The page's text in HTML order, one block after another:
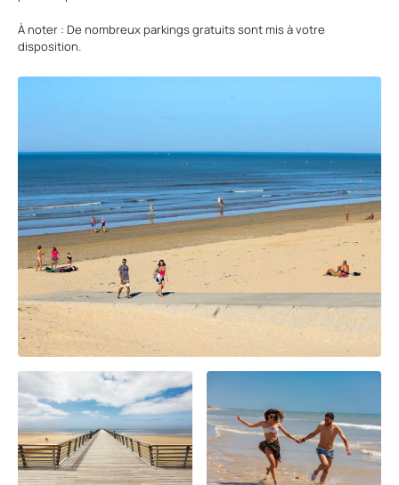
À noter : De nombreux parkings gratuits sont mis à votre
disposition.